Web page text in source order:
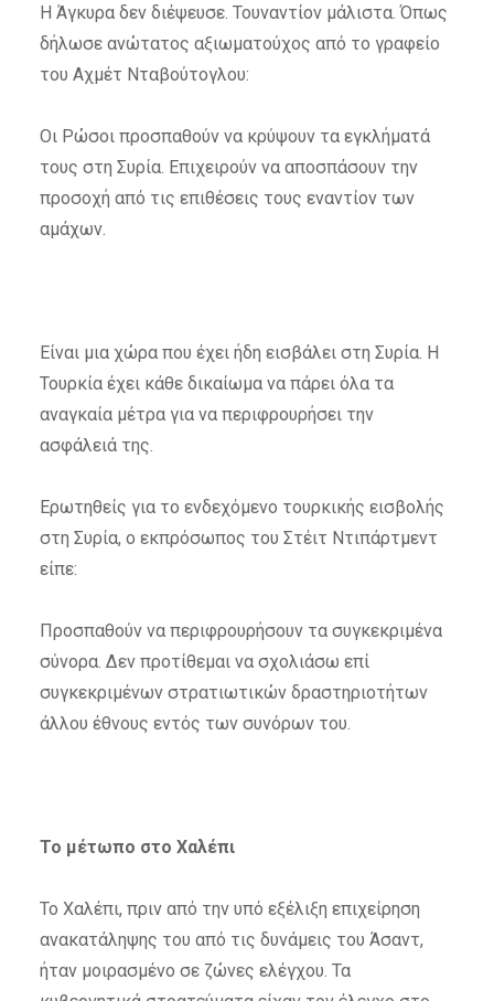
Η Άγκυρα δεν διέψευσε. Τουναντίον μάλιστα. Όπως
δήλωσε ανώτατος αξιωματούχος από το γραφείο
του Αχμέτ Νταβούτογλου:
Οι Ρώσοι προσπαθούν να κρύψουν τα εγκλήματά
τους στη Συρία. Επιχειρούν να αποσπάσουν την
προσοχή από τις επιθέσεις τους εναντίον των
αμάχων.
Είναι μια χώρα που έχει ήδη εισβάλει στη Συρία. Η
Τουρκία έχει κάθε δικαίωμα να πάρει όλα τα
αναγκαία μέτρα για να περιφρουρήσει την
ασφάλειά της.
Ερωτηθείς για το ενδεχόμενο τουρκικής εισβολής
στη Συρία, ο εκπρόσωπος του Στέιτ Ντιπάρτμεντ
είπε:
Προσπαθούν να περιφρουρήσουν τα συγκεκριμένα
σύνορα. Δεν προτίθεμαι να σχολιάσω επί
συγκεκριμένων στρατιωτικών δραστηριοτήτων
άλλου έθνους εντός των συνόρων του.
Το μέτωπο στο Χαλέπι
Το Χαλέπι, πριν από την υπό εξέλιξη επιχείρηση
ανακατάληψης του από τις δυνάμεις του Άσαντ,
ήταν μοιρασμένο σε ζώνες ελέγχου. Τα